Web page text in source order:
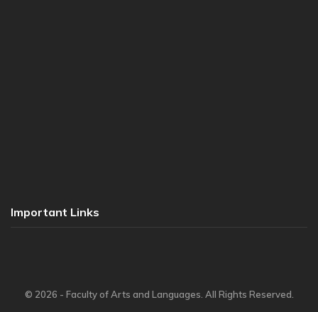
Important Links
© 2026 - Faculty of Arts and Languages. All Rights Reserved.